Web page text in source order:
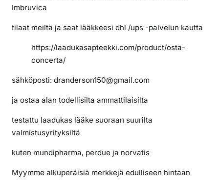
t
a
Imbruvica
tilaat meiltä ja saat lääkkeesi dhl /ups -palvelun kautta
https://laadukasapteekki.com/product/osta-
concerta/
sähköposti: dranderson150@gmail.com
ja ostaa alan todellisilta ammattilaisilta
testattu laadukas lääke suoraan suurilta
valmistusyrityksiltä
kuten mundipharma, perdue ja norvatis
Myymme alkuperäisiä merkkejä edulliseen hintaan